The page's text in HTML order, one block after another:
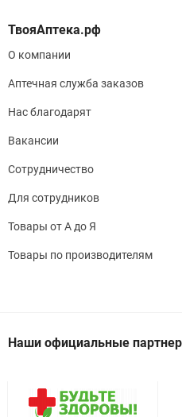
О компании
Аптечная служба заказов
Нас благодарят
Вакансии
Сотрудничество
Для сотрудников
Товары от А до Я
Товары по производителям
Наши официальные